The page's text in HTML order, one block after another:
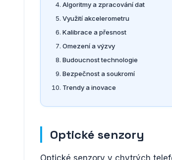
Algoritmy a zpracování dat
Využití akcelerometru
Kalibrace a přesnost
Omezení a výzvy
Budoucnost technologie
Bezpečnost a soukromí
Trendy a inovace
Optické senzory
Optické senzory v chytrých